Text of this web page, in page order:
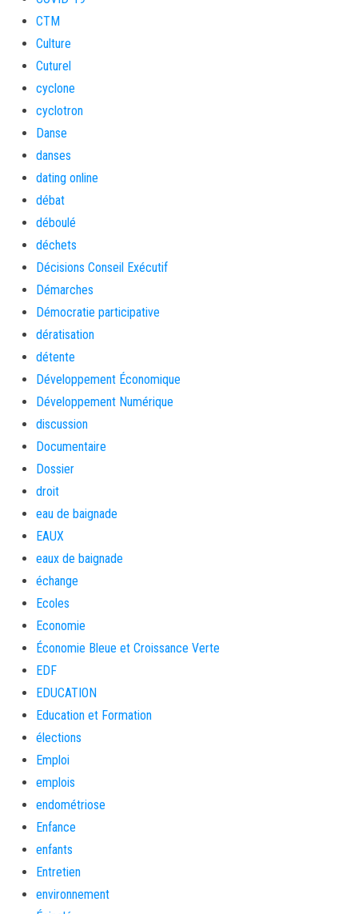
CTM
Culture
Cuturel
cyclone
cyclotron
Danse
danses
dating online
débat
déboulé
déchets
Décisions Conseil Exécutif
Démarches
Démocratie participative
dératisation
détente
Développement Économique
Développement Numérique
discussion
Documentaire
Dossier
droit
eau de baignade
EAUX
eaux de baignade
échange
Ecoles
Economie
Économie Bleue et Croissance Verte
EDF
EDUCATION
Education et Formation
élections
Emploi
emplois
endométriose
Enfance
enfants
Entretien
environnement